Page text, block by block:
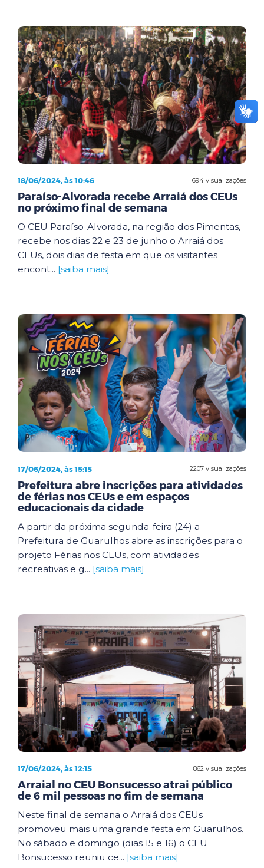
694 visualizações
18/06/2024, às 10:46
Paraíso-Alvorada recebe Arraiá dos CEUs
no próximo final de semana
O CEU Paraíso-Alvorada, na região dos Pimentas,
recebe nos dias 22 e 23 de junho o Arraiá dos
CEUs, dois dias de festa em que os visitantes
encont... [saiba mais]
2207 visualizações
17/06/2024, às 15:15
Prefeitura abre inscrições para atividades
de férias nos CEUs e em espaços
educacionais da cidade
A partir da próxima segunda-feira (24) a
Prefeitura de Guarulhos abre as inscrições para o
projeto Férias nos CEUs, com atividades
recreativas e g... [saiba mais]
862 visualizações
17/06/2024, às 12:15
Arraial no CEU Bonsucesso atrai público
de 6 mil pessoas no fim de semana
Neste final de semana o Arraiá dos CEUs
promoveu mais uma grande festa em Guarulhos.
No sábado e domingo (dias 15 e 16) o CEU
Bonsucesso reuniu ce... [saiba mais]